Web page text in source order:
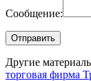
Сообщение:
Другие
торговая фирма